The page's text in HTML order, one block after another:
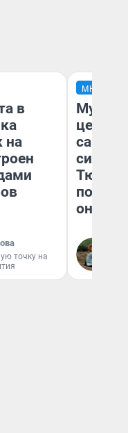
в
на
точку на
МНЕНИЕ
Музей
они